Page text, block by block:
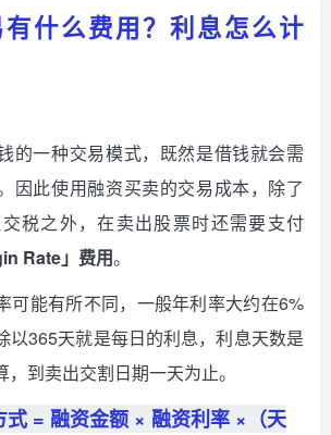
有什么费用？利息怎么计
的一种交易模式，既然是借钱就会需
因此使用融资买卖的交易成本，除了
税之外，在卖出股票时还需要支付
Rate」费用。
可能有所不同，一般年利率大约在6%
以365天就是每日的利息，利息天数是
到卖出交割日期一天为止。
式 = 融资金额 × 融资利率 ×（天